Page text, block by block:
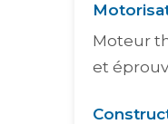
Moteur
et